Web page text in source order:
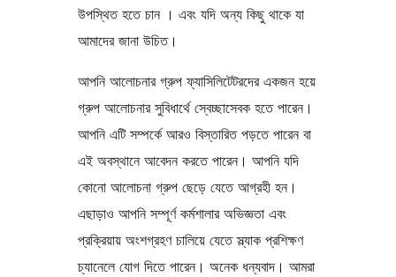
উপস্থিত হতে চান । এবং যদি অন্য কিছু থাকে যা
আমাদের জানা উচিত।
আপনি আলোচনার গ্রুপ ফ্যাসিলিটেটরদের একজন হয়ে
গ্রুপ আলোচনার সুবিধার্থে স্বেচ্ছাসেবক হতে পারেন।
আপনি এটি সম্পর্কে আরও বিস্তারিত পড়তে পারেন বা
এই অবস্থানে আবেদন করতে পারেন। আপনি যদি
কোনো আলোচনা গ্রুপ ছেড়ে যেতে আগ্রহী হন।
এছাড়াও আপনি সম্পূর্ণ কর্মশালার অভিজ্ঞতা এবং
প্রক্রিয়ায় অংশগ্রহণ চালিয়ে যেতে স্ল্যাক প্রশিক্ষণ
চ্যানেলে যোগ দিতে পারেন। অনেক ধন্যবাদ। আমরা